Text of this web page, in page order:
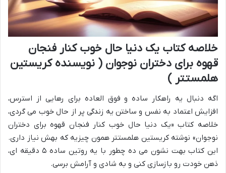
خلاصه کتاب یک دنیا حال خوب کنار فنجان
قهوه برای دختران نوجوان ( نویسنده کریستین
هلمستتر )
اگه دنبال یه راهکار ساده و فوق العاده برای رهایی از استرس،
افزایش اعتماد به نفس و ساختن یه زندگی پر از حال خوب می گردی،
خلاصه کتاب «یک دنیا حال خوب کنار فنجان قهوه برای دختران
نوجوان» نوشته کریستین هلمستتر همون چیزیه که بهش نیاز داری.
این کتاب بهت نشون می ده چطور با یه روتین ساده ۵ دقیقه ای،
ذهن خودت رو بازسازی کنی و به شادی و آرامش برسی.